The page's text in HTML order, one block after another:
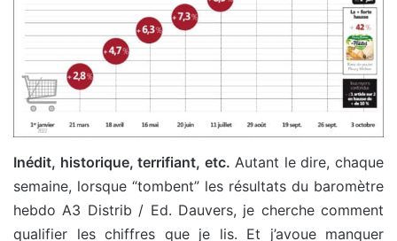
Inédit, historique, terrifiant, etc. Autant le dire, chaque
semaine, lorsque “tombent” les résultats du baromètre
hebdo A3 Distrib / Ed. Dauvers, je cherche comment
qualifier les chiffres que je lis. Et j’avoue manquer